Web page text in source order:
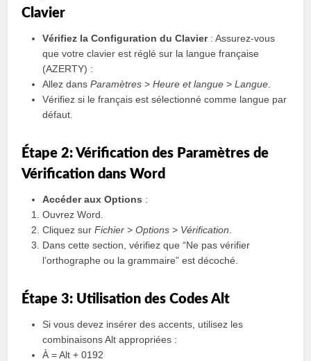
Clavier
Vérifiez la Configuration du Clavier: Assurez-vous
que votre clavier est réglé sur la langue française
(AZERTY) :
Allez dansParamètres >Heure et langue >Langue
Vérifiez si le français est sélectionné comme langue par
défaut.
Étape 2: Vérification des Paramètres de
Vérification dans Word
Accéder aux Options :
Ouvrez Word.
Cliquez surFichier >Options > Vérification
Dans cette section, vérifiez que “Ne pas vérifier
l’orthographe ou la grammaire” est décoché.
Étape 3: Utilisation des Codes Alt
Si vous devez insérer des accents, utilisez les
combinaisons Alt appropriées :
À = Alt + 0192